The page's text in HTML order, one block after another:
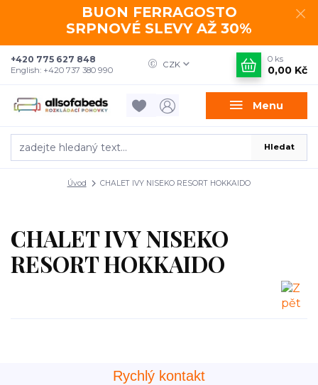
BUON FERRAGOSTO
SRPNOVÉ SLEVY AŽ 30%
Menu
CZK
Hledat
+420 775 627 848
English: +420 737 380 990
0 ks
0,00 Kč
Úvod CHALET IVY NISEKO RESORT HOKKAIDO
CHALET IVY NISEKO
RESORT HOKKAIDO
Rychlý kontakt